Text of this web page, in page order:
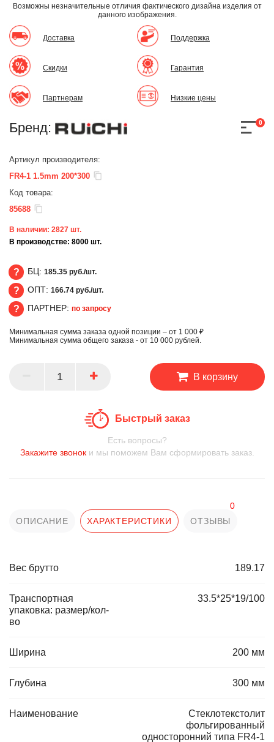
Возможны незначительные отличия фактического дизайна изделия от
данного изображения.
Доставка
Скидки
Партнерам
Поддержка
Гарантия
Низкие цены
Бренд: 0
Артикул производителя:
FR4-1 1.5mm 200*300
Код товара:
85688
В наличии: 2827 шт.
В производстве: 8000 шт.
БЦ
БЦ: 185.35 руб./шт.
ОПТ
ОПТ: 166.74 руб./шт.
ПАРТНЕР
ПАРТНЕР: по запросу
Минимальная сумма заказа одной позиции – от 1 000 ₽
Минимальная сумма общего заказа - от 10 000 рублей.
В корзину
Быстрый заказ
Есть вопросы?
Закажите звоноки мы поможем Вам сформировать заказ.
ОПИСАНИЕ ХАРАКТЕРИСТИКИ ОТЗЫВЫ
0
Вес брутто 189.17
Транспортная
упаковка: размер/кол-
во
33.5*25*19/100
Ширина 200 мм
Глубина 300 мм
Наименование
Стеклотекстолит
фольгированный
односторонний типа FR4-1